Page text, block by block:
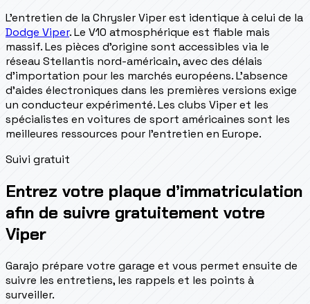
L'entretien de la Chrysler Viper est identique à celui de la
Dodge Viper. Le V10 atmosphérique est fiable mais
massif. Les pièces d'origine sont accessibles via le
réseau Stellantis nord-américain, avec des délais
d'importation pour les marchés européens. L'absence
d'aides électroniques dans les premières versions exige
un conducteur expérimenté. Les clubs Viper et les
spécialistes en voitures de sport américaines sont les
meilleures ressources pour l'entretien en Europe.
Suivi gratuit
Entrez votre plaque d’immatriculation
afin de suivre gratuitement votre
Viper
Garajo prépare votre garage et vous permet ensuite de
suivre les entretiens, les rappels et les points à
surveiller.